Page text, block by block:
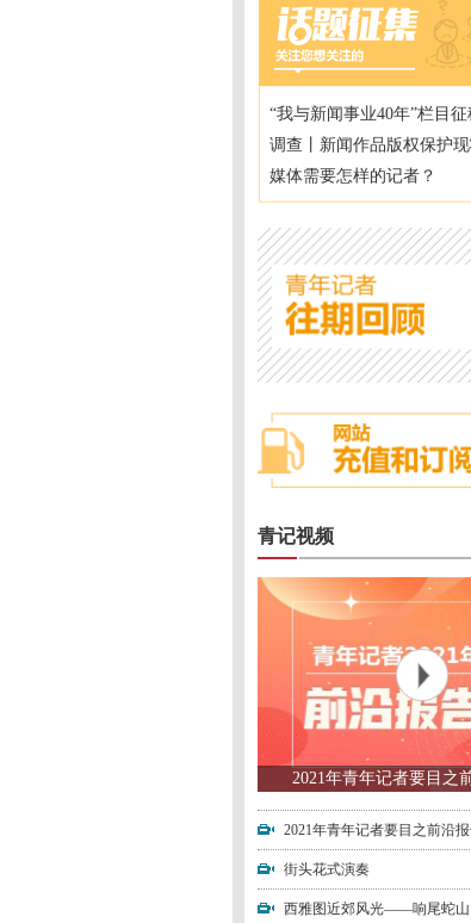
“我与新闻事业40年”栏目征
调查丨新闻作品版权保护
媒体需要怎样的记者？
青记视频
2021年青年记者要目之
2021年青年记者要目之前沿
街头花式演奏
西雅图近郊风光——响尾蛇山